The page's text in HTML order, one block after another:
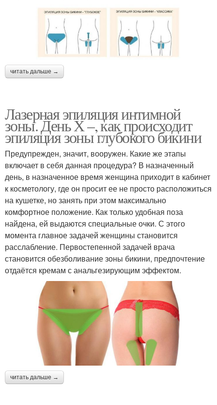
читать дальше →
Лазерная эпиляция интимной
зоны. День Х –, как происходит
эпиляция зоны глубокого бикини
Предупрежден, значит, вооружен. Какие же этапы
включает в себя данная процедура? В назначенный
день, в назначенное время женщина приходит в кабинет
к косметологу, где он просит ее не просто расположиться
на кушетке, но занять при этом максимально
комфортное положение. Как только удобная поза
найдена, ей выдаются специальные очки. С этого
момента главное задачей женщины становится
расслабление. Первостепенной задачей врача
становится обезболивание зоны бикини, предпочтение
отдаётся кремам с анальгезирующим эффектом.
читать дальше →